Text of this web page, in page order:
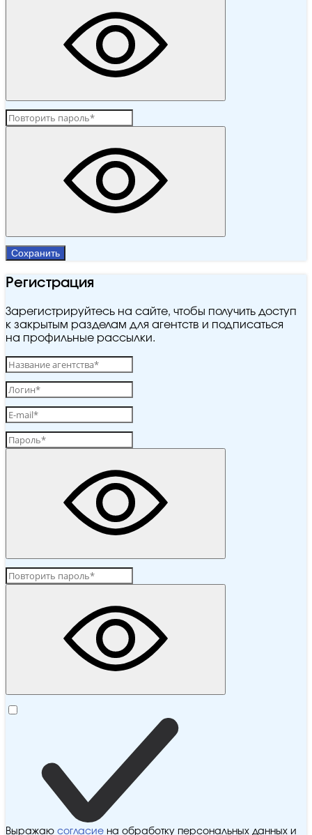
Сохранить
Регистрация
Зарегистрируйтесь на сайте, чтобы получить доступ
к закрытым разделам для агентств и подписаться
на профильные рассылки.
Выражаю согласие на обработку персональных данных и